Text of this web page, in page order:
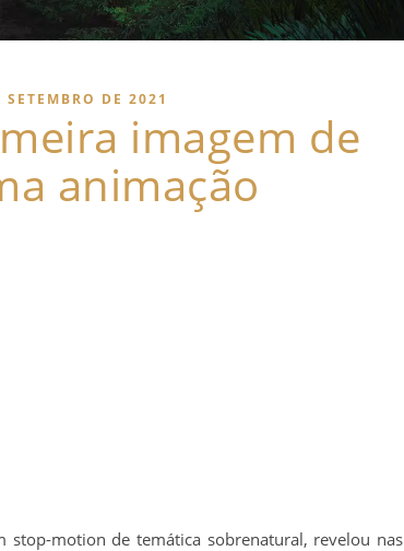
SETEMBRO DE 2021
imagem de
animação
stop-motion de temática sobrenatural, revelou nas